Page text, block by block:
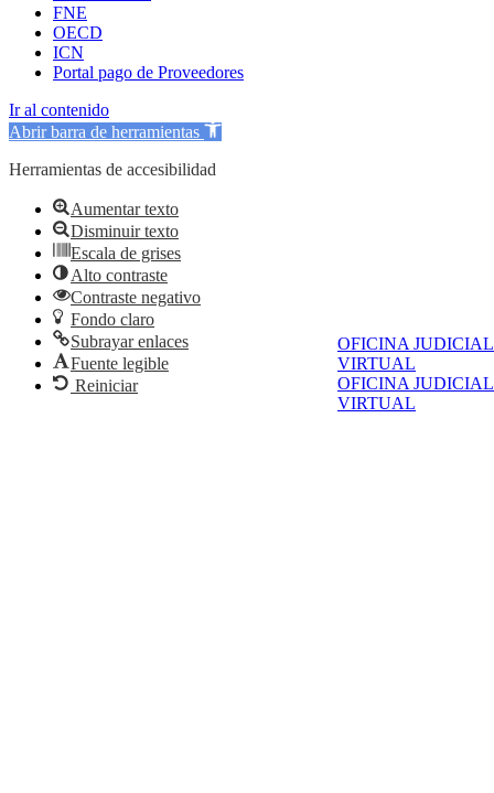
OFICINA JUDICIAL
VIRTUAL
OFICINA JUDICIAL
VIRTUAL
FNE
OECD
ICN
Portal pago de Proveedores
Ir al contenido
Abrir barra de herramientas
Herramientas de accesibilidad
Aumentar texto
Disminuir texto
Escala de grises
Alto contraste
Contraste negativo
Fondo claro
Subrayar enlaces
Fuente legible
Reiniciar